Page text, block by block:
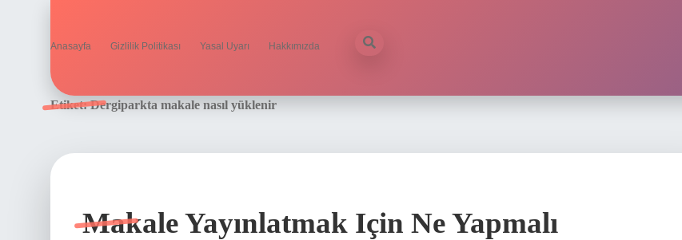
Anasayfa Gizlilik Politikası Yasal Uyarı Hakkımızda
Etiket:Dergiparkta makale nasıl yüklenir
Makale Yayınlatmak Için Ne Yapmalı